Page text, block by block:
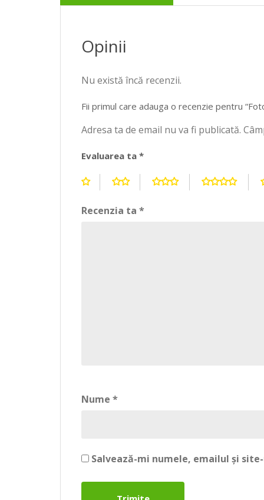
Opinii
Nu există încă recenzii.
Fii primul care adauga o recenzie pentru
Adresa ta de email nu va fi publicată.
Evaluarea ta *
Recenzia ta *
Nume *
Salvează-mi numele, emailul și